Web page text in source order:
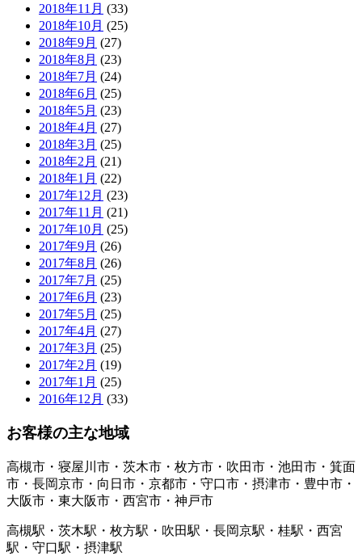
2018年11月 (33)
2018年10月 (25)
2018年9月 (27)
2018年8月 (23)
2018年7月 (24)
2018年6月 (25)
2018年5月 (23)
2018年4月 (27)
2018年3月 (25)
2018年2月 (21)
2018年1月 (22)
2017年12月 (23)
2017年11月 (21)
2017年10月 (25)
2017年9月 (26)
2017年8月 (26)
2017年7月 (25)
2017年6月 (23)
2017年5月 (25)
2017年4月 (27)
2017年3月 (25)
2017年2月 (19)
2017年1月 (25)
2016年12月 (33)
お客様の主な地域
高槻市・寝屋川市・茨木市・枚方市・吹田市・池田市・箕面
市・長岡京市・向日市・京都市・守口市・摂津市・豊中市・
大阪市・東大阪市・西宮市・神戸市
高槻駅・茨木駅・枚方駅・吹田駅・長岡京駅・桂駅・西宮
駅・守口駅・摂津駅